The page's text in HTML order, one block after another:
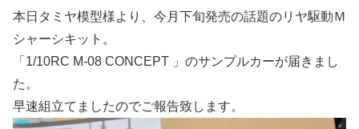
本日タミヤ模型様より、今月下旬発売の話題のリヤ駆動Ｍ
シャーシキット。
「1/10RC M-08 CONCEPT 」のサンプルカーが届きまし
た。
早速組立てましたのでご報告致します。